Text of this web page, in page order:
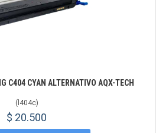
C404 CYAN ALTERNATIVO AQX-TECH
(l404c)
$ 20.500